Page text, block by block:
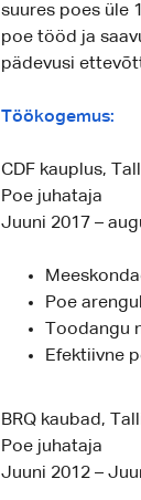
suures poes üle
poe tööd ja
pädevusi
Töökogemus:
CDF kauplus,
Poe juhataja
Juuni 2017 –
Poe
Toodangu
Efektiivne
BRQ kaubad,
Poe juhataja
Juuni 2012 –